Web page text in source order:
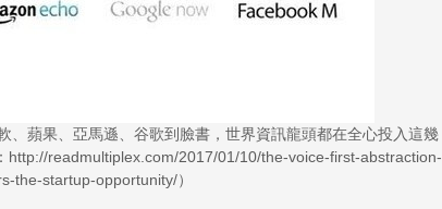
、蘋果、亞馬遜、谷歌到臉書，世界資訊龍頭都在全心投入這幾
http://readmultiplex.com/2017/01/10/the-voice-first-abstraction-
the-startup-opportunity/）